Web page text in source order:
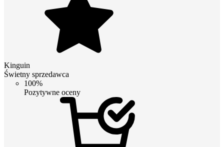
Kinguin
Świetny sprzedawca
100%
Pozytywne oceny